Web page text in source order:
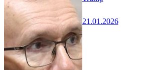
21.01.2026